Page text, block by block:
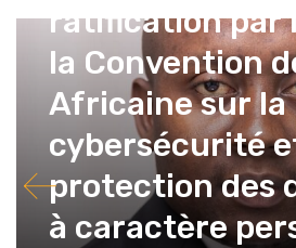
ratification par
la Convention
Africaine sur la
cybersécurité
protection des
à caractère